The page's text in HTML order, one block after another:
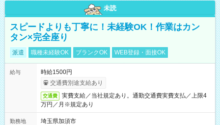
未読
スピードよりも丁寧に！未経験OK！作業はカン
タン×完全座り
派遣 職種未経験OK ブランクOK WEB登録・面接OK
給与
時給1500円
交通費別途支給あり
交通費
実費支給／当社規定あり。通勤交通費実費支払／上限4
万円／月※規定あり
勤務地
埼玉県加須市